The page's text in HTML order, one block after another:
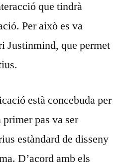
que tindrà
Per això es va
Justinmind, que permet
està concebuda per
pas va ser
estàndard de disseny
D’acord amb els